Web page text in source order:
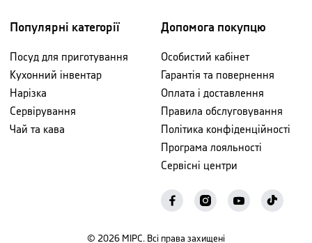
Популярні категорії
Посуд для приготування
Кухонний інвентар
Нарізка
Сервірування
Чай та кава
Допомога покупцю
Особистий кабінет
Гарантія та повернення
Оплата і доставлення
Правила обслуговування
Політика конфіденційності
Програма лояльності
Сервісні центри
© 2026 МІРС. Всі права захищені